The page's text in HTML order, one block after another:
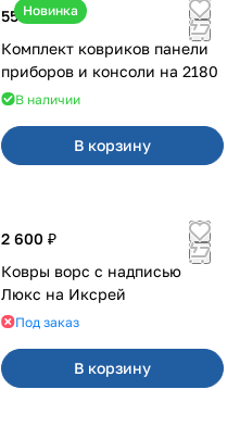
Новинка
550 ₽
Комплект ковриков панели
приборов и консоли на 2180
В наличии
В корзину
2 600 ₽
Ковры ворс с надписью
Люкс на Иксрей
Под заказ
В корзину